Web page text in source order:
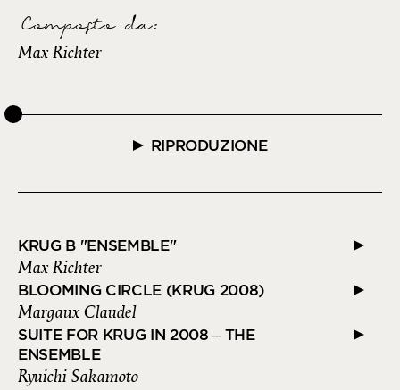
Composto da:
Max Richter
RIPRODUZIONE
KRUG B "ENSEMBLE"
Max Richter
BLOOMING CIRCLE (KRUG 2008)
Margaux Claudel
SUITE FOR KRUG IN 2008 – THE
ENSEMBLE
Ryuichi Sakamoto